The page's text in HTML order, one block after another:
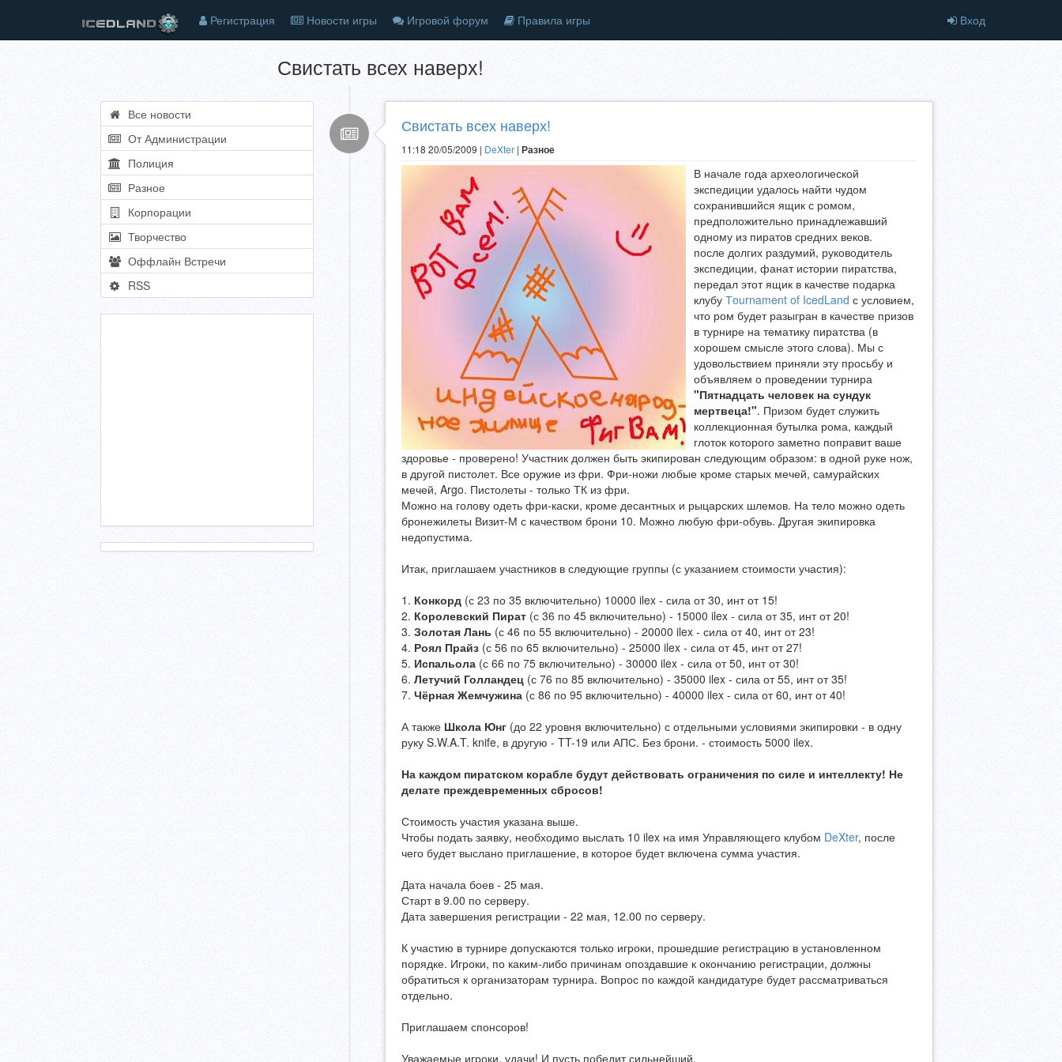
Регистрация Новости игры Игровой форум Правила игры Вход
Свистать всех наверх!
Все новости
От Администрации
Полиция
Разное
Корпорации
Творчество
Оффлайн Встречи
RSS
Свистать всех наверх!
11:18 20/05/2009 | DeXter | Разное
В начале года археологической
экспедиции удалось найти чудом
сохранившийся ящик с ромом,
предположительно принадлежавший
одному из пиратов средних веков.
после долгих раздумий, руководитель
экспедиции, фанат истории пиратства,
передал этот ящик в качестве подарка
клубу Тournament of IcedLand с условием,
что ром будет разыгран в качестве призов
в турнире на тематику пиратства (в
хорошем смысле этого слова). Мы с
удовольствием приняли эту просьбу и
объявляем о проведении турнира
"Пятнадцать человек на сундук
мертвеца!". Призом будет служить
коллекционная бутылка рома, каждый
глоток которого заметно поправит ваше
здоровье - проверено! Участник должен быть экипирован следующим образом: в одной руке нож,
в другой пистолет. Все оружие из фри. Фри-ножи любые кроме старых мечей, самурайских
мечей, Argo. Пистолеты - только ТК из фри.
Можно на голову одеть фри-каски, кроме десантных и рыцарских шлемов. На тело можно одеть
бронежилеты Визит-М с качеством брони 10. Можно любую фри-обувь. Другая экипировка
недопустима.
Итак, приглашаем участников в следующие группы (с указанием стоимости участия):
1. Конкорд (с 23 по 35 включительно) 10000 ilex - сила от 30, инт от 15!
2. Королевский Пират (с 36 по 45 включительно) - 15000 ilex - сила от 35, инт от 20!
3. Золотая Лань (с 46 по 55 включительно) - 20000 ilex - сила от 40, инт от 23!
4. Роял Прайз (с 56 по 65 включительно) - 25000 ilex - сила от 45, инт от 27!
5. Испальола (с 66 по 75 включительно) - 30000 ilex - сила от 50, инт от 30!
6. Летучий Голландец (с 76 по 85 включительно) - 35000 ilex - сила от 55, инт от 35!
7. Чёрная Жемчужина (с 86 по 95 включительно) - 40000 ilex - сила от 60, инт от 40!
А также Школа Юнг (до 22 уровня включительно) с отдельными условиями экипировки - в одну
руку S.W.A.T. knife, в другую - TT-19 или АПС. Без брони. - стоимость 5000 ilex.
На каждом пиратском корабле будут действовать ограничения по силе и интеллекту! Не
делате преждевременных сбросов!
Стоимость участия указана выше.
Чтобы подать заявку, необходимо выслать 10 ilex на имя Управляющего клубом DeXter, после
чего будет выслано приглашение, в которое будет включена сумма участия.
Дата начала боев - 25 мая.
Старт в 9.00 по серверу.
Дата завершения регистрации - 22 мая, 12.00 по серверу.
К участию в турнире допускаются только игроки, прошедшие регистрацию в установленном
порядке. Игроки, по каким-либо причинам опоздавшие к окончанию регистрации, должны
обратиться к организаторам турнира. Вопрос по каждой кандидатуре будет рассматриваться
отдельно.
Приглашаем спонсоров!
Уважаемые игроки, удачи! И пусть победит сильнейший.